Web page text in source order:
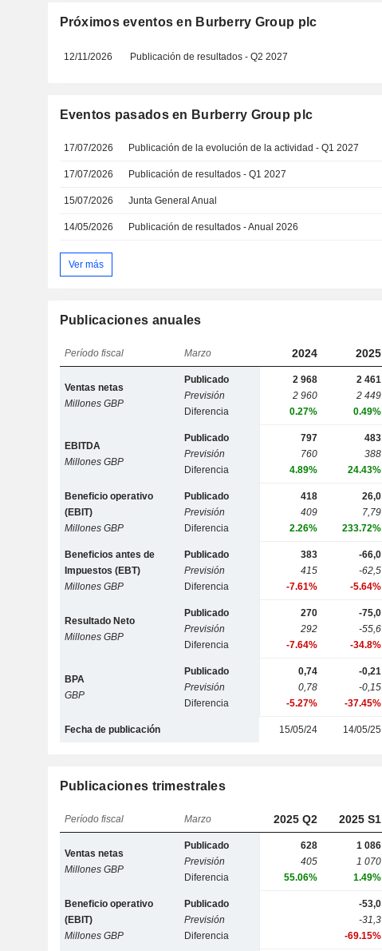
Próximos eventos en Burberry Group plc
12/11/2026 Publicación de resultados - Q2 2027
Eventos pasados en Burberry Group plc
17/07/2026 Publicación de la evolución de la actividad - Q1 2027
17/07/2026 Publicación de resultados - Q1 2027
15/07/2026 Junta General Anual
14/05/2026 Publicación de resultados - Anual 2026
Ver más
Publicaciones anuales
Período fiscal Marzo 2024 2025
Ventas netas
Millones GBP
Publicado
Previsión
Diferencia
2 968
2 960
0.27%
2 461
2 449
0.49%
EBITDA
Millones GBP
Publicado
Previsión
Diferencia
797
760
4.89%
483
388
24.43%
Beneficio operativo
(EBIT)
Millones GBP
Publicado
Previsión
Diferencia
418
409
2.26%
26,0
7,79
233.72%
Beneficios antes de
Impuestos (EBT)
Millones GBP
Publicado
Previsión
Diferencia
383
415
-7.61%
-66,0
-62,5
-5.64%
Resultado Neto
Millones GBP
Publicado
Previsión
Diferencia
270
292
-7.64%
-75,0
-55,6
-34.8%
BPA
GBP
Publicado
Previsión
Diferencia
0,74
0,78
-5.27%
-0,21
-0,15
-37.45%
Fecha de publicación 15/05/24 14/05/25
Publicaciones trimestrales
Período fiscal Marzo 2025 Q2 2025 S1
Ventas netas
Millones GBP
Publicado
Previsión
Diferencia
628
405
55.06%
1 086
1 070
1.49%
Beneficio operativo
(EBIT)
Millones GBP
Publicado
Previsión
Diferencia
-53,0
-31,3
-69.15%